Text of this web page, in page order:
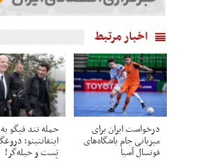
اخبار مرتبط
درخواست ایران برای
میزبانی جام باشگاه‌های
فوتسال آسیا
حمله تند فیگو به
اینفانتینو:
پَست‌ و حیله‌گر!